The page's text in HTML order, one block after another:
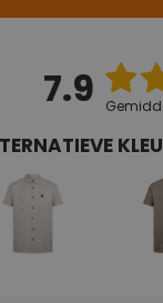
7.9